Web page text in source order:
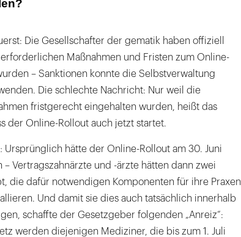
Die Gesellschafter der gematik haben offiziell
Maßnahmen und Fristen zum Online-
– Sanktionen konnte die Selbstverwaltung
Die schlechte Nachricht: Nur weil die
fristgerecht eingehalten wurden, heißt das
der Online-Rollout auch jetzt startet.
Ursprünglich hätte der Online-Rollout am 30. Juni
Vertragszahnärzte und -ärzte hätten dann zwei
die dafür notwendigen Komponenten für ihre Praxen
Und damit sie dies auch tatsächlich innerhalb
schaffte der Gesetzgeber folgenden „Anreiz“:
werden diejenigen Mediziner, die bis zum 1. Juli